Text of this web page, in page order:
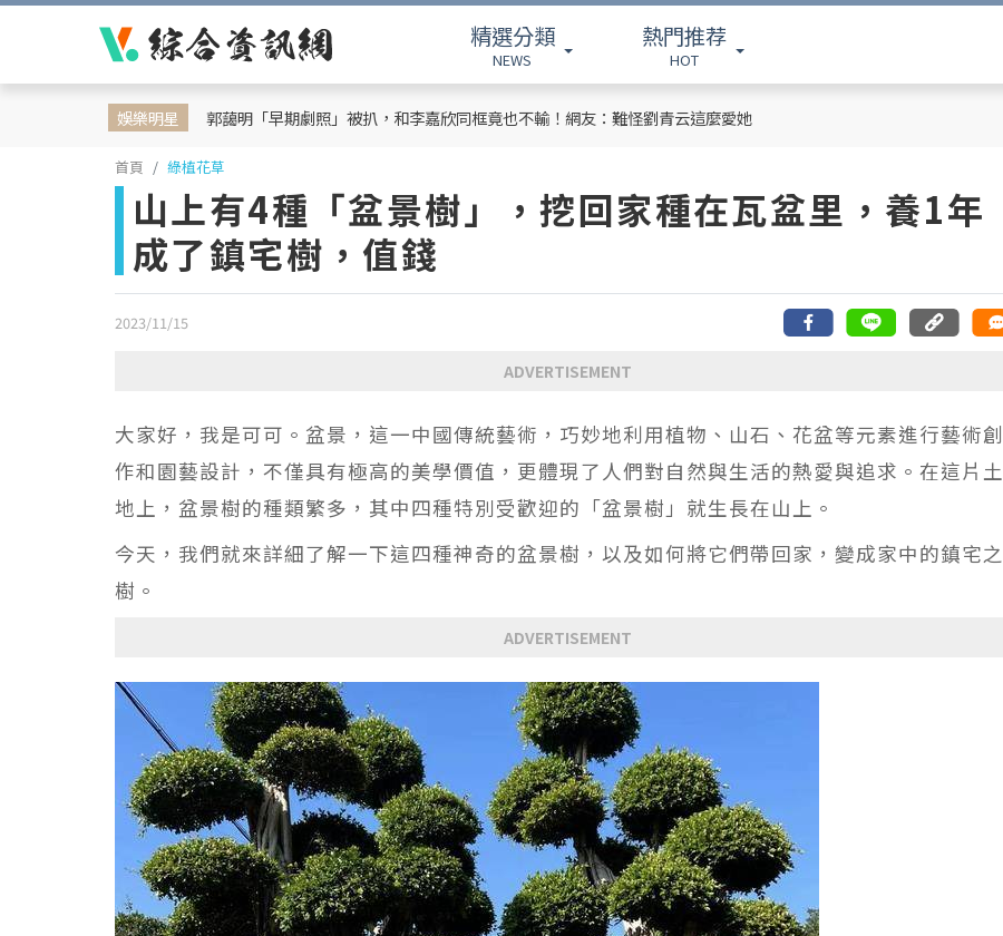
精選分類
NEWS
熱門推荐
HOT
娛樂明星 郭藹明「早期劇照」被扒，和李嘉欣同框竟也不輸！網友：難怪劉青云這麼愛她
首頁 綠植花草
山上有4種「盆景樹」，挖回家種在瓦盆里，養1年
成了鎮宅樹，值錢
2023/11/15
ADVERTISEMENT
大家好，我是可可。盆景，這一中國傳統藝術，巧妙地利用植物、山石、花盆等元素進行藝術創
作和園藝設計，不僅具有極高的美學價值，更體現了人們對自然與生活的熱愛與追求。在這片土
地上，盆景樹的種類繁多，其中四種特別受歡迎的「盆景樹」就生長在山上。
今天，我們就來詳細了解一下這四種神奇的盆景樹，以及如何將它們帶回家，變成家中的鎮宅之
樹。
ADVERTISEMENT